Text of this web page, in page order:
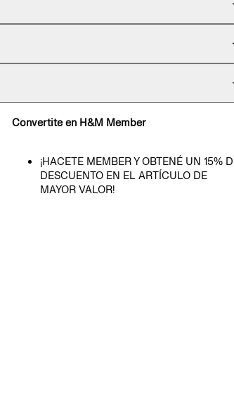
Convertite en H&M Member
¡HACETE MEMBER Y OBTENÉ UN 15%
DESCUENTO EN EL ARTÍCULO DE
MAYOR VALOR!